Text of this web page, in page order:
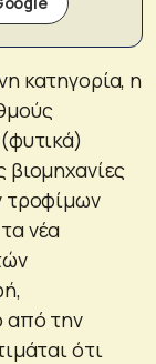
κατηγορία, η
τροφίμων
νέα
από την
ότι